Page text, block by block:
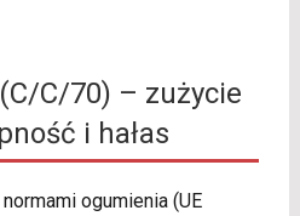
C/70) – zużycie
i hałas
ogumienia (UE